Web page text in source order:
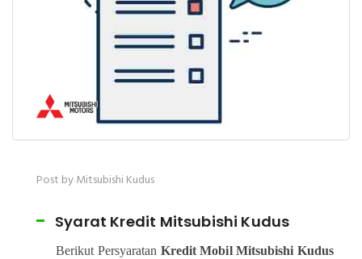
Post by Mitsubishi Kudus
Syarat Kredit Mitsubishi Kudus
Berikut Persyaratan Kredit Mobil Mitsubishi Kudus